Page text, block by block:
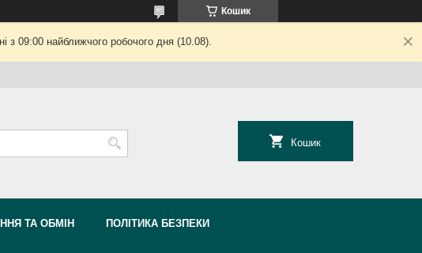
Кошик
з 09:00 найближчого робочого дня (10.08).
Кошик
ТА ОБМІН ПОЛІТИКА БЕЗПЕКИ